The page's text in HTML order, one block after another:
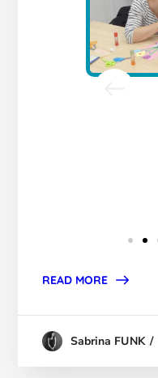
READ MORE
Sabrina FUNK